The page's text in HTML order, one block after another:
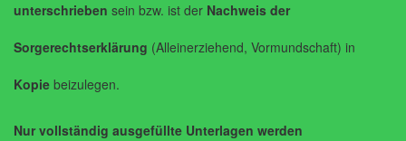
unterschrieben sein bzw. ist der Nachweis der
Sorgerechtserklärung (Alleinerziehend, Vormundschaft) in
Kopie beizulegen.
Nur vollständig ausgefüllte Unterlagen werden